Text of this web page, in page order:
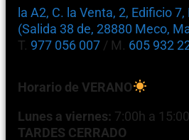
la A2, C. la Venta, 2, Edificio
(Salida 38 de, 28880 Meco,
T. 977 056 007 / M. 605 932
Horario de VERANO
Lunes a viernes: 7:00h a
TARDES CERRADO